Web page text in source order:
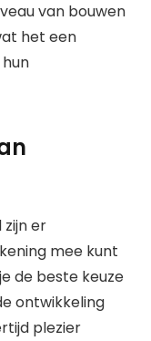
van bouwen
het een
zijn er
mee kunt
de beste keuze
ontwikkeling
plezier